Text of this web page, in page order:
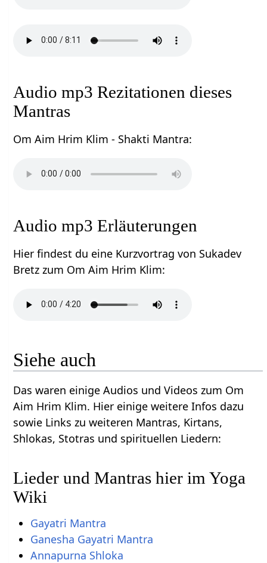
Audio mp3 Rezitationen dieses
Mantras
Om Aim Hrim Klim - Shakti Mantra:
Audio mp3 Erläuterungen
Hier findest du eine Kurzvortrag von Sukadev
Bretz zum Om Aim Hrim Klim:
Siehe auch
Das waren einige Audios und Videos zum Om
Aim Hrim Klim. Hier einige weitere Infos dazu
sowie Links zu weiteren Mantras, Kirtans,
Shlokas, Stotras und spirituellen Liedern:
Lieder und Mantras hier im Yoga
Wiki
Gayatri Mantra
Ganesha Gayatri Mantra
Annapurna Shloka